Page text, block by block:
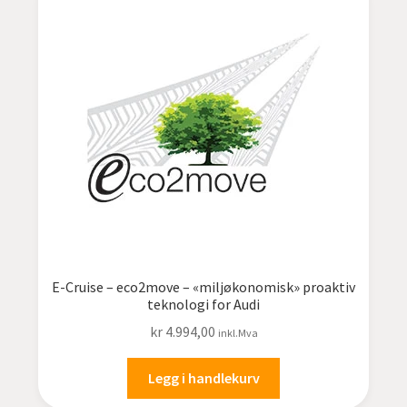
E-Cruise – eco2move – «miljøkonomisk» proaktiv
teknologi for Audi
kr4.994,00 inkl.Mva
Legg i handlekurv